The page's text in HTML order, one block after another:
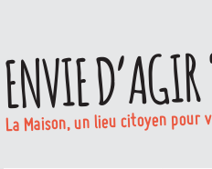
ENVIE
La Maison, un lieu citoyen